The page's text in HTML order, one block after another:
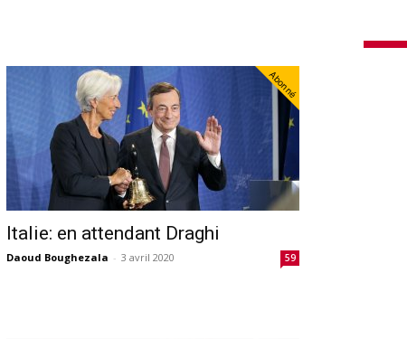
Abonné
Italie: en attendant Draghi
Daoud Boughezala - 3 avril 2020 59